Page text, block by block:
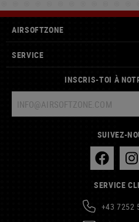
AIRSOFTZONE
SERVICE
INSCRIS-TOI À
SUIVEZ-
SERVICE
+43 7252